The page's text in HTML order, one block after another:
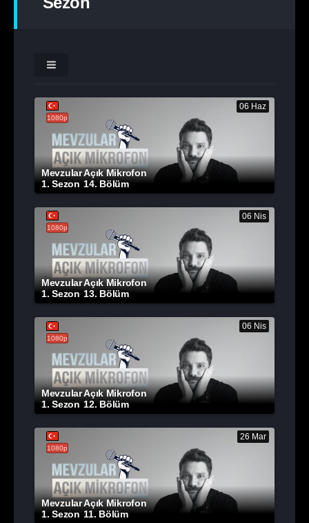
1080p
06 Haz
Mevzular Açık Mikrofon
1. Sezon 14. Bölüm
1080p
06 Nis
Mevzular Açık Mikrofon
1. Sezon 13. Bölüm
1080p
06 Nis
Mevzular Açık Mikrofon
1. Sezon 12. Bölüm
1080p
26 Mar
Mevzular Açık Mikrofon
1. Sezon 11. Bölüm